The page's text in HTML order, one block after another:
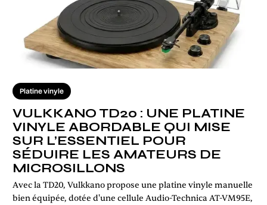
Platine vinyle
VULKKANO TD20 : UNE PLATINE
VINYLE ABORDABLE QUI MISE
SUR L’ESSENTIEL POUR
SÉDUIRE LES AMATEURS DE
MICROSILLONS
Avec la TD20, Vulkkano propose une platine vinyle manuelle
bien équipée, dotée d'une cellule Audio-Technica AT-VM95E,